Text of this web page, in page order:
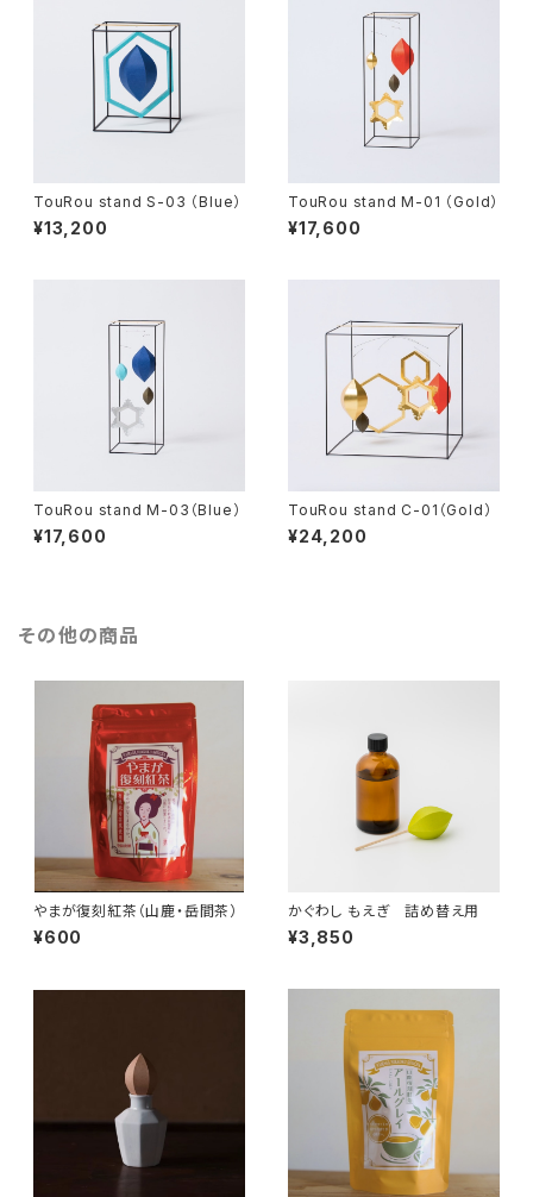
TouRou stand S-03 （Blue）
¥13,200
TouRou stand M-01 （Gold）
¥17,600
TouRou stand M-03（Blue）
¥17,600
TouRou stand C-01（Gold）
¥24,200
その他の商品
やまが復刻紅茶（山鹿・岳間茶）
¥600
かぐわし もえぎ 詰め替え用
¥3,850